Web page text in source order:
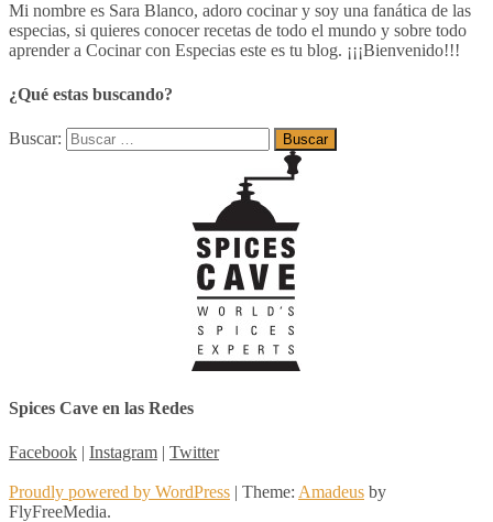
Mi nombre es Sara Blanco, adoro cocinar y soy una fanática de las
especias, si quieres conocer recetas de todo el mundo y sobre todo
aprender a Cocinar con Especias este es tu blog. ¡¡¡Bienvenido!!!
¿Qué estas buscando?
Buscar:
Spices Cave en las Redes
Facebook | Instagram | Twitter
Proudly powered by WordPress | Theme: Amadeus by
FlyFreeMedia.